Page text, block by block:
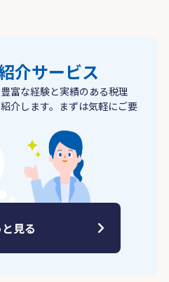
介サービス
富な経験と実績のある税理
介します。まずは気軽にご要
見る